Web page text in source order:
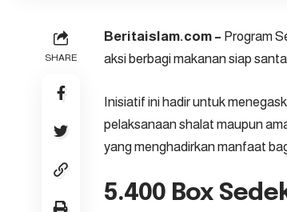
SHARE
Beritaislam.com – Program
aksi berbagi makanan siap
Inisiatif ini hadir untuk
pelaksanaan shalat maupun
yang menghadirkan manfaat
5.400 Box